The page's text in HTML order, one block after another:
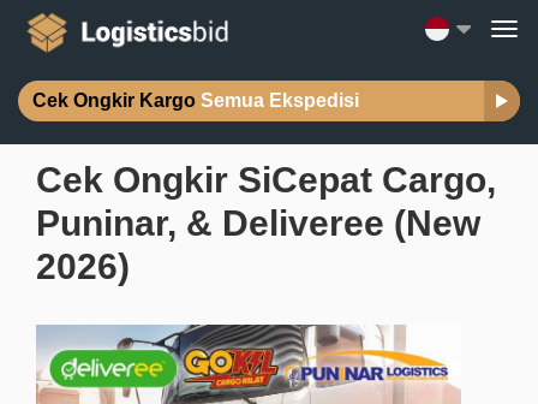
Cek Ongkir Kargo Semua Ekspedisi
Cek Ongkir SiCepat Cargo,
Puninar, & Deliveree (New
2026)